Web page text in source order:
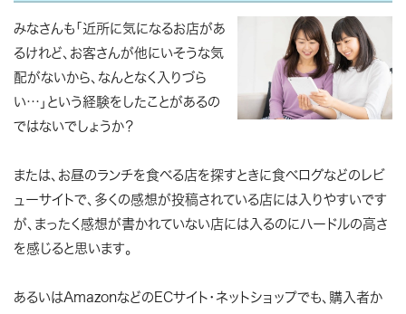
みなさんも「近所に気になるお店があ
るけれど、お客さんが他にいそうな気
配がないから、なんとなく入りづら
い…」という経験をしたことがあるの
ではないでしょうか？
または、お昼のランチを食べる店を探すときに食べログなどのレビ
ューサイトで、多くの感想が投稿されている店には入りやすいです
が、まったく感想が書かれていない店には入るのにハードルの高さ
を感じると思います。
あるいはAmazonなどのECサイト・ネットショップでも、購入者か